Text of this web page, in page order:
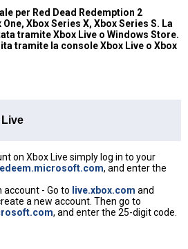
per Red Dead Redemption 2
Xbox Series X, Xbox Series S. La
tramite Xbox Live o Windows Store.
tramite la console Xbox Live o Xbox
on Xbox Live simply log in to your
, and enter the
account - Go to live.xbox.com and
a new account. Then go to
, and enter the 25-digit code.